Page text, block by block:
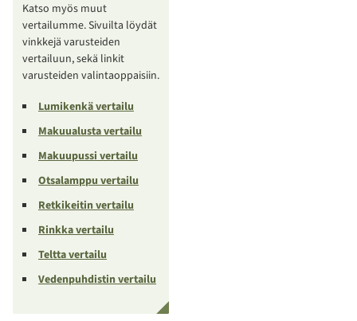
Katso myös muut
vertailumme. Sivuilta löydät
vinkkejä varusteiden
vertailuun, sekä linkit
varusteiden valintaoppaisiin.
Lumikenkä vertailu
Makuualusta vertailu
Makuupussi vertailu
Otsalamppu vertailu
Retkikeitin vertailu
Rinkka vertailu
Teltta vertailu
Vedenpuhdistin vertailu